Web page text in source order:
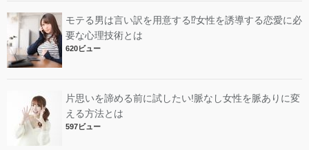
モテる男は言い訳を用意する⁉︎女性を誘導する恋愛に必
要な心理技術とは
620ビュー
片思いを諦める前に試したい!脈なし女性を脈ありに変
える方法とは
597ビュー